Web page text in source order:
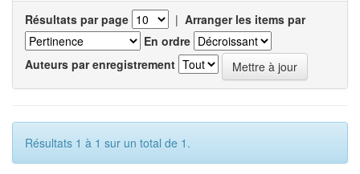
Résultats par page | Arranger les items par
En ordre
Auteurs par enregistrement
Résultats 1 à 1 sur un total de 1.